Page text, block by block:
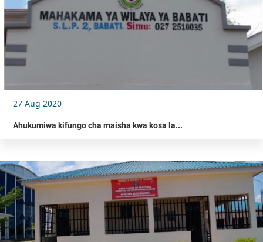
27 Aug 2020
Ahukumiwa kifungo cha maisha kwa kosa la...